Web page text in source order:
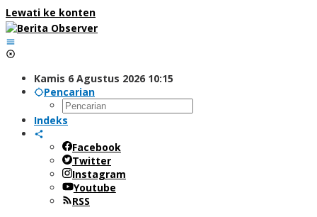
Lewati ke konten
Kamis 6 Agustus 2026 10:15
Pencarian
Indeks
Facebook
Twitter
Instagram
Youtube
RSS